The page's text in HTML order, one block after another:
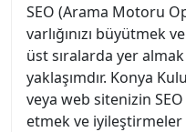
SEO (Arama Motoru
varlığınızı büyütmek
üst sıralarda yer
yaklaşımdır. Konya
veya web sitenizin
etmek ve iyileştirmeler